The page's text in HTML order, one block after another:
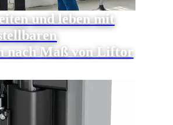
und leben mit
nach Maß von Liftor